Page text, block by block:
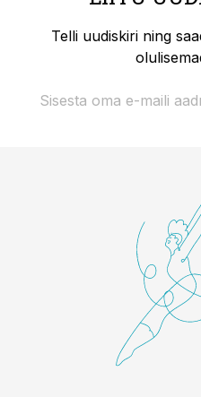
Telli uudiskiri ning